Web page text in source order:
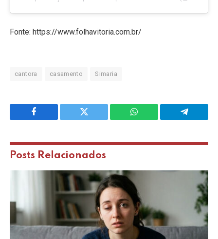
Fonte: https://www.folhavitoria.com.br/
cantora casamento Simaria
Facebook Twitter WhatsApp Telegram
Posts Relacionados